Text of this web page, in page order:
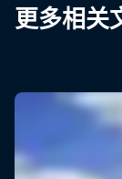
更多相关